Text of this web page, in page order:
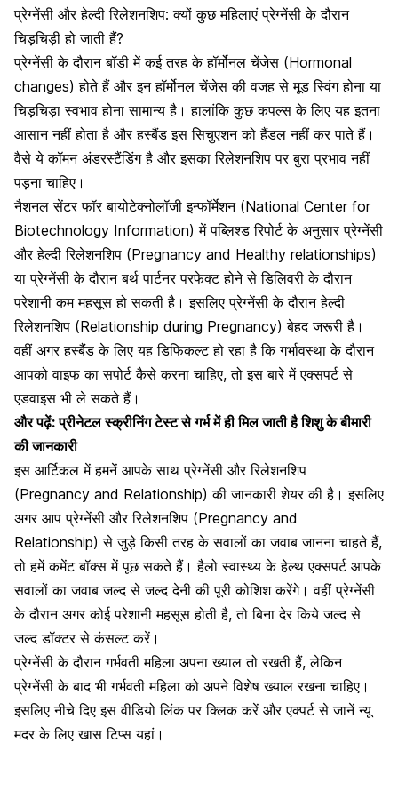
प्रेग्नेंसी और हेल्दी रिलेशनशिप: क्यों कुछ महिलाएं प्रेग्नेंसी के दौरान
चिड़चिड़ी हो जाती हैं?
प्रेग्नेंसी के दौरान बॉडी में कई तरह केहॉर्मोनल चेंजेस (Hormonal
changes) होते हैं और इन हॉर्मोनल चेंजेस की वजह से मूड स्विंग होना या
चिड़चिड़ा स्वभाव होना सामान्य है। हालांकि कुछ कपल्स के लिए यह इतना
आसान नहीं होता है और हस्बैंड इस सिचुएशन को हैंडल नहीं कर पाते हैं।
वैसे ये कॉमन अंडरस्टैंडिंग है और इसका रिलेशनशिप पर बुरा प्रभाव नहीं
पड़ना चाहिए।
नैशनल सेंटर फॉर बायोटेक्नोलॉजी इन्फॉर्मेशन (National Center for
Biotechnology Information) में पब्लिश्ड रिपोर्ट के अनुसार प्रेग्नेंसी
और हेल्दी रिलेशनशिप (Pregnancy and Healthy relationships)
या प्रेग्नेंसी के दौरान बर्थ पार्टनर परफेक्ट होने से डिलिवरी के दौरान
परेशानी कम महसूस हो सकती है। इसलिए प्रेग्नेंसी के दौरान हेल्दी
रिलेशनशिप (Relationship during Pregnancy) बेहद जरूरी है।
वहीं अगर हस्बैंड के लिए यह डिफिकल्ट हो रहा है कि गर्भावस्था के दौरान
आपको वाइफ का सपोर्ट कैसे करना चाहिए, तो इस बारे में एक्सपर्ट से
एडवाइस भी ले सकते हैं।
और पढ़ें:प्रीनेटल स्क्रीनिंग टेस्ट से गर्भ में ही मिल जाती है शिशु के बीमारी
की जानकारी
इस आर्टिकल में हमनें आपके साथ प्रेग्नेंसी और रिलेशनशिप
(Pregnancy and Relationship) की जानकारी शेयर की है। इसलिए
अगर आप प्रेग्नेंसी और रिलेशनशिप (Pregnancy and
Relationship) से जुड़े किसी तरह के सवालों का जवाब जानना चाहते हैं,
तो हमें कमेंट बॉक्स में पूछ सकते हैं। हैलो स्वास्थ्य के हेल्थ एक्सपर्ट आपके
सवालों का जवाब जल्द से जल्द देनी की पूरी कोशिश करेंगे। वहीं प्रेग्नेंसी
के दौरान अगर कोई परेशानी महसूस होती है, तो बिना देर किये जल्द से
जल्द डॉक्टर से कंसल्ट करें।
प्रेग्नेंसी के दौरान गर्भवती महिला अपना ख्याल तो रखती हैं, लेकिन
प्रेग्नेंसी के बाद भी गर्भवती महिला को अपने विशेष ख्याल रखना चाहिए।
इसलिए नीचे दिए इस वीडियो लिंक पर क्लिक करें और एक्पर्ट से जानें न्यू
मदर के लिए खास टिप्स यहां।